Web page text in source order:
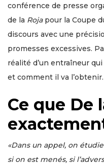
conférence de presse
de la Rojapour la Coupe
discours avec une
promesses excessives.
réalité d’un entraîneur
et comment il va l’obtenir.
Ce que De
«Dans un appel, on
si on est menés, si